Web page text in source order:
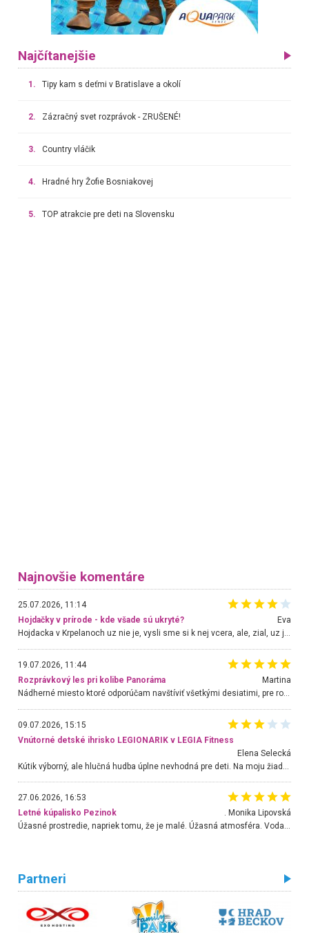
Najčítanejšie
1. Tipy kam s deťmi v Bratislave a okolí
2. Zázračný svet rozprávok - ZRUŠENÉ!
3. Country vláčik
4. Hradné hry Žofie Bosniakovej
5. TOP atrakcie pre deti na Slovensku
Najnovšie komentáre
25.07.2026, 11:14
Hojdačky v prírode - kde všade sú ukryté?
Eva
Hojdacka v Krpelanoch uz nie je, vysli sme si k nej vcera, ale, zial, uz je znicena. Ak sem planujete cestu len kvoli hojdacke, mozete si ju usetrit. Krasny vyhlad je tu vsak aj bez hojdacky :-)
19.07.2026, 11:44
Rozprávkový les pri kolibe Panoráma
Martina
Nádherné miesto ktoré odporúčam navštíviť všetkými desiatimi, pre rodiny s deťmi, dôchodcom... Proste a jednoducho ozaj rozprávkový les.. určite ešte prídeme. Odniesli sme si na pamiatku krásne tričká,
09.07.2026, 15:15
Vnútorné detské ihrisko LEGIONARIK v LEGIA Fitness
Elena Selecká
27.06.2026, 16:53
Letné kúpalisko Pezinok
. Monika Lipovská
Úžasné prostredie, napriek tomu, že je malé. Úžasná atmosféra. Voda fantastická a nádherná. Ľudí je pomerne veľa, ale su mili a ohľaduplní. Je veľmi zaujímavé sledovať, ako dokážu spolu športovať cudzí ľudia a bez ohľadu na vek. Vládne tu pohoda. Vnuka neviem dostať z vody. Ďakujem za krásny deň . Urcite sa sem vrátim. Jediný problém je s parkovaním, ale aj ten sa mi podarilo vyriešiť. Monika Bratislava
Partneri